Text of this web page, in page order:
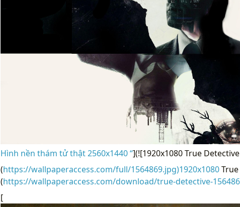
Hình nền thám tử thật 2560x1440 “](![1920x1080 True
(https://wallpaperaccess.com/full/1564869.jpg)1920x1080True
(https://wallpaperaccess.com/download/true-detective-
[